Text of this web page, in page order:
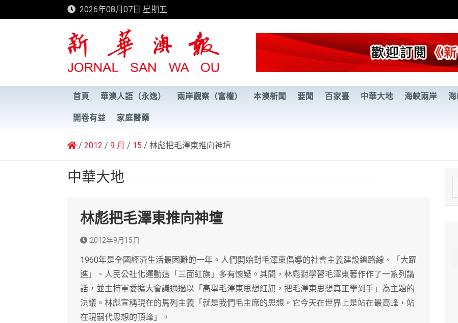
to
2026年08月07日 星期五
新華澳報
首頁 華澳人語（永逸） 兩岸觀察（富權） 本澳新聞 要聞 百家臺 中華大地 海峽兩岸 海
開卷有益 家庭醫藥
2012 9 月 15 林彪把毛澤東推向神壇
中華大地
林彪把毛澤東推向神壇
2012年9月15日
1960年是全國經濟生活最困難的一年。人們開始對毛澤東倡導的社會主義建設總路線、「大躍
進」、人民公社化運動這「三面紅旗」多有懷疑。其間，林彪對學習毛澤東著作作了一系列講
話，並主持軍委擴大會議通過以「高舉毛澤東思想紅旗，把毛澤東思想真正學到手」為主題的
決議。林彪宣稱現在的馬列主義「就是我們毛主席的思想。它今天在世界上是站在最高峰，站
在現嗣代思想的頂峰」。
e